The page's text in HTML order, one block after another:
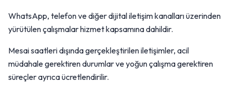
WhatsApp, telefon ve diğer dijital iletişim kanalları üzerinden
yürütülen çalışmalar hizmet kapsamına dahildir.
Mesai saatleri dışında gerçekleştirilen iletişimler, acil
müdahale gerektiren durumlar ve yoğun çalışma gerektiren
süreçler ayrıca ücretlendirilir.